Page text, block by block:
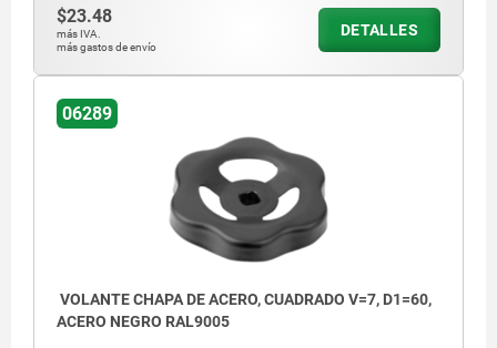
$23.48
más IVA.
más gastos de envío
DETALLES
06289
VOLANTE CHAPA DE ACERO, CUADRADO V=7, D1=60,
ACERO NEGRO RAL9005